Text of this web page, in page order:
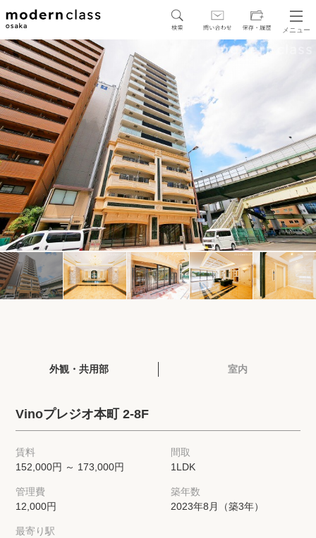
メニュー
SEARCH
地図から探す 駅・路線から探す
区から探す
人気エリアから探す
アクセスランキング
保存した検索条件
店舗・スタッフ紹介
希望条件を伝えてプロに探してもらう
来店予約
各種お問い合わせ
外観・共用部 室内
Vinoプレジオ本町 2-8F
賃料
152,000円 ～ 173,000円
間取
1LDK
管理費
12,000円
築年数
2023年8月（築3年）
最寄り駅